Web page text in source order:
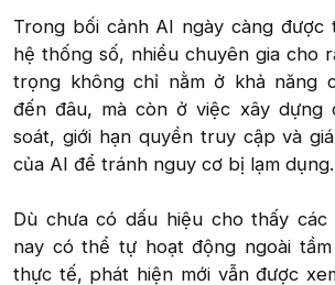
Trong bối cảnh AI ngày càng được
hệ thống số, nhiều chuyên gia cho
trọng không chỉ nằm ở khả năng
đến đâu, mà còn ở việc xây dựng
soát, giới hạn quyền truy cập và
của AI để tránh nguy cơ bị lạm dụng.
Dù chưa có dấu hiệu cho thấy
nay có thể tự hoạt động ngoài
thực tế, phát hiện mới vẫn được